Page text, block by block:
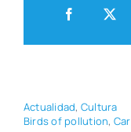
Actua­li­dad, Cul­tu­ra
Birds of pollu­tion,